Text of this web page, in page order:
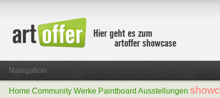
Hier geht es zum
artoffer showcase
Navigation
Home Community Werke Paintboard Ausstellungen